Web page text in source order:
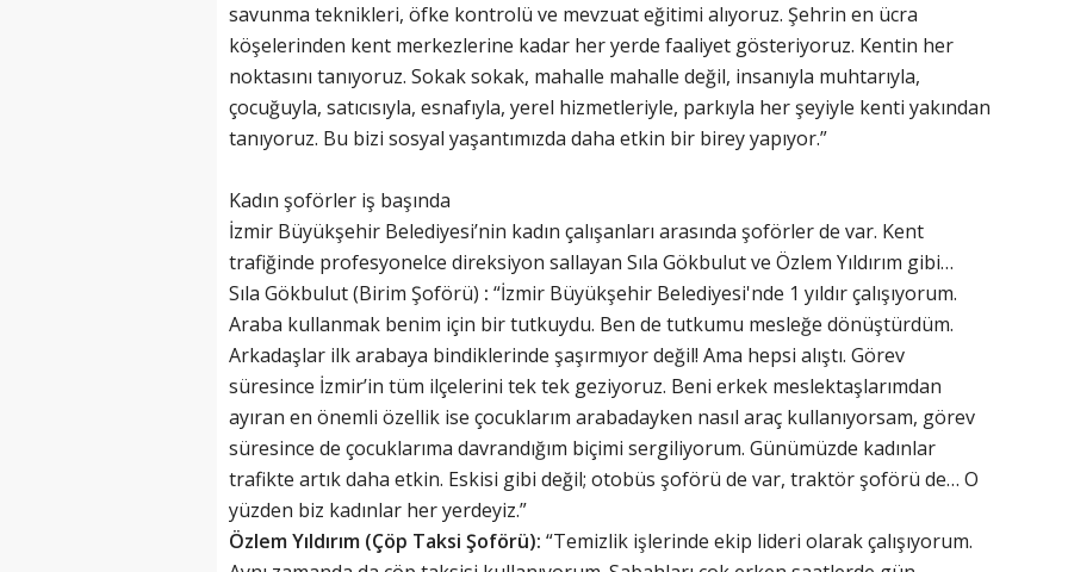
savunma teknikleri, öfke kontrolü ve mevzuat eğitimi alıyoruz. Şehrin en ücra
köşelerinden kent merkezlerine kadar her yerde faaliyet gösteriyoruz. Kentin her
noktasını tanıyoruz. Sokak sokak, mahalle mahalle değil, insanıyla muhtarıyla,
çocuğuyla, satıcısıyla, esnafıyla, yerel hizmetleriyle, parkıyla her şeyiyle kenti yakından
tanıyoruz. Bu bizi sosyal yaşantımızda daha etkin bir birey yapıyor.”
Kadın şoförler iş başında
İzmir Büyükşehir Belediyesi’nin kadın çalışanları arasında şoförler de var. Kent
trafiğinde profesyonelce direksiyon sallayan Sıla Gökbulut ve Özlem Yıldırım gibi…
Sıla Gökbulut (Birim Şoförü) : “İzmir Büyükşehir Belediyesi'nde 1 yıldır çalışıyorum.
Araba kullanmak benim için bir tutkuydu. Ben de tutkumu mesleğe dönüştürdüm.
Arkadaşlar ilk arabaya bindiklerinde şaşırmıyor değil! Ama hepsi alıştı. Görev
süresince İzmir’in tüm ilçelerini tek tek geziyoruz. Beni erkek meslektaşlarımdan
ayıran en önemli özellik ise çocuklarım arabadayken nasıl araç kullanıyorsam, görev
süresince de çocuklarıma davrandığım biçimi sergiliyorum. Günümüzde kadınlar
trafikte artık daha etkin. Eskisi gibi değil; otobüs şoförü de var, traktör şoförü de… O
yüzden biz kadınlar her yerdeyiz.”
Özlem Yıldırım (Çöp Taksi Şoförü): “Temizlik işlerinde ekip lideri olarak çalışıyorum.